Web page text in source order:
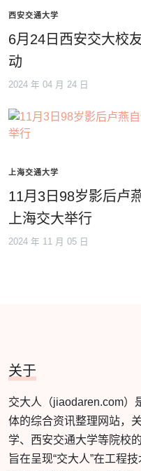
西安交通大学
6月24日西安交大校
动
2024 年 04 月 24 日
上海交通大学
11月3日98岁影后卢
上海交大举行
2024 年 11 月 05 日
关于
交大人（jiaodaren.com）
体的综合资讯整理网站，
学、西安交通大学等院校
旨在呈现“交大人”在工程